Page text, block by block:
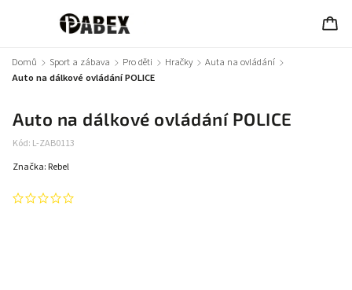
Domů / Sport a zábava / Pro děti / Hračky / Auta na ovládání /
Auto na dálkové ovládání POLICE
Auto na dálkové ovládání POLICE
Kód: L-ZAB0113
Značka: Rebel